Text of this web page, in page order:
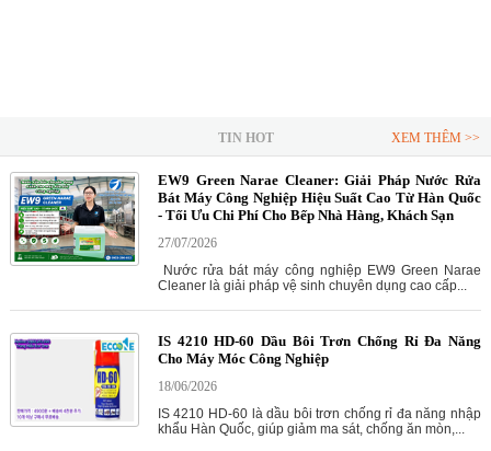
TIN HOT XEM THÊM >>
EW9 Green Narae Cleaner: Giải Pháp Nước Rửa
Bát Máy Công Nghiệp Hiệu Suất Cao Từ Hàn Quốc
- Tối Ưu Chi Phí Cho Bếp Nhà Hàng, Khách Sạn
27/07/2026
Nước rửa bát máy công nghiệp EW9 Green Narae
Cleaner là giải pháp vệ sinh chuyên dụng cao cấp...
IS 4210 HD-60 Dầu Bôi Trơn Chống Rỉ Đa Năng
Cho Máy Móc Công Nghiệp
18/06/2026
IS 4210 HD-60 là dầu bôi trơn chống rỉ đa năng nhập
khẩu Hàn Quốc, giúp giảm ma sát, chống ăn mòn,...